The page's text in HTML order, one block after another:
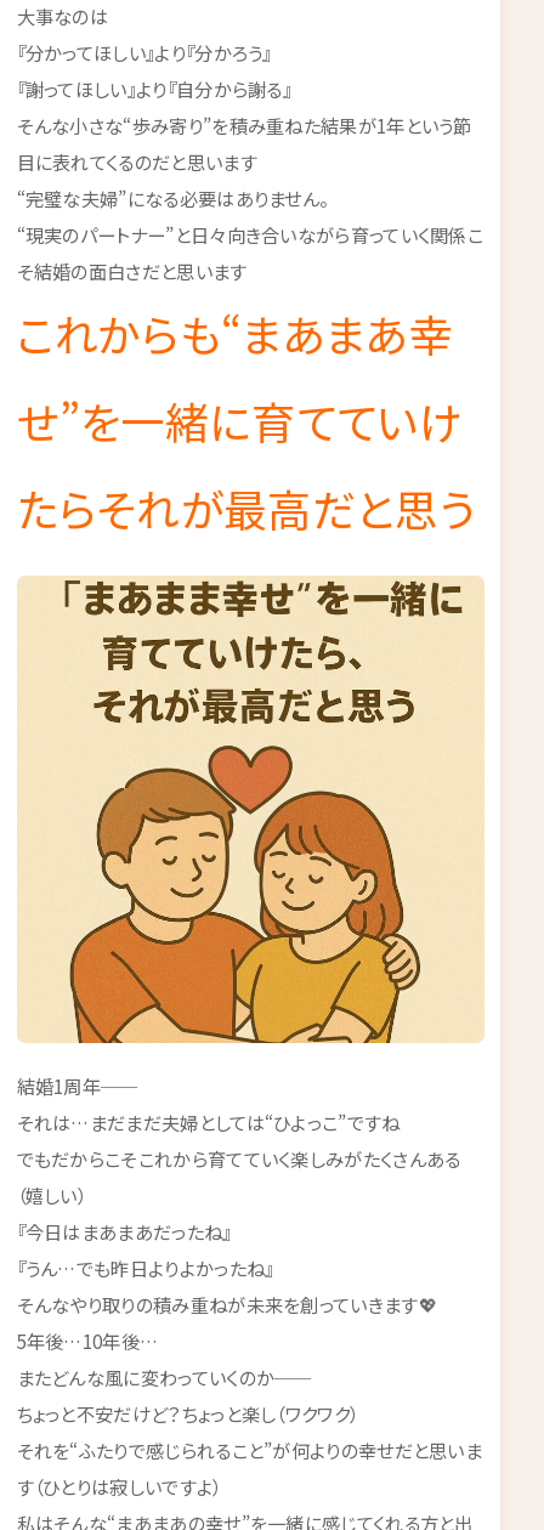
大事なのは
『分かってほしい』より『分かろう』
『謝ってほしい』より『自分から謝る』
そんな小さな“歩み寄り”を積み重ねた結果が1年という節
目に表れてくるのだと思います
“完璧な夫婦”になる必要はありません。
“現実のパートナー”と日々向き合いながら育っていく関係こ
そ結婚の面白さだと思います
これからも“まあまあ幸
せ”を一緒に育てていけ
たらそれが最高だと思う
結婚1周年──
それは…まだまだ夫婦としては“ひよっこ”ですね
でもだからこそこれから育てていく楽しみがたくさんある
（嬉しい）
『今日はまあまあだったね』
『うん…でも昨日よりよかったね』
そんなやり取りの積み重ねが未来を創っていきます💖
5年後…10年後…
またどんな風に変わっていくのか──
ちょっと不安だけど？ちょっと楽し（ワクワク）
それを“ふたりで感じられること”が何よりの幸せだと思いま
す（ひとりは寂しいですよ）
私はそんな“まあまあの幸せ”を一緒に感じてくれる方と出